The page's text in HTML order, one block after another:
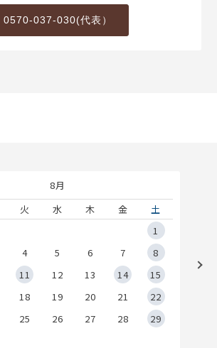
0570-037-030(代表）
8月
火 水 木 金
土
1
4 5 6 7
8
11 12 13 14
15
18 19 20 21
22
25 26 27 28
29